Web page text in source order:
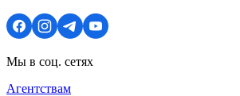
Мы в соц. сетях
Агентствам